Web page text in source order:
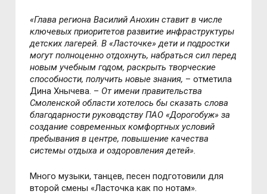
«Глава региона Василий Анохин ставит в числе
ключевых приоритетов развитие инфраструктуры
детских лагерей. В «Ласточке» дети и подростки
могут полноценно отдохнуть, набраться сил перед
новым учебным годом, раскрыть творческие
способности, получить новые знания, – отметила
Дина Хнычева. – От имени правительства
Смоленской области хотелось бы сказать слова
благодарности руководству ПАО «Дорогобуж» за
создание современных комфортных условий
пребывания в центре, повышение качества
системы отдыха и оздоровления детей».
Много музыки, танцев, песен подготовили для
второй смены «Ласточка как по нотам».